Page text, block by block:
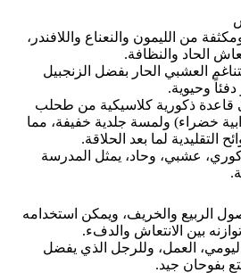
من الليمون والنعناع واللافندر،
الحاد والنظافة.
العشبي الحار بفضل الزنجبيل
وحيوية.
قاعدة ذكورية كلاسيكية من طحلب
خضراء) ولمسة جلدية خفيفة، مما
التقليدية لما بعد الحلاقة.
عشبي، وحاد، يمثل المدرسة
الربيع والخريف، ويمكن استخدامه
بين الانتعاش والدفء.
العمل، وللرجل الذي يفضل
بفوحان جيد.